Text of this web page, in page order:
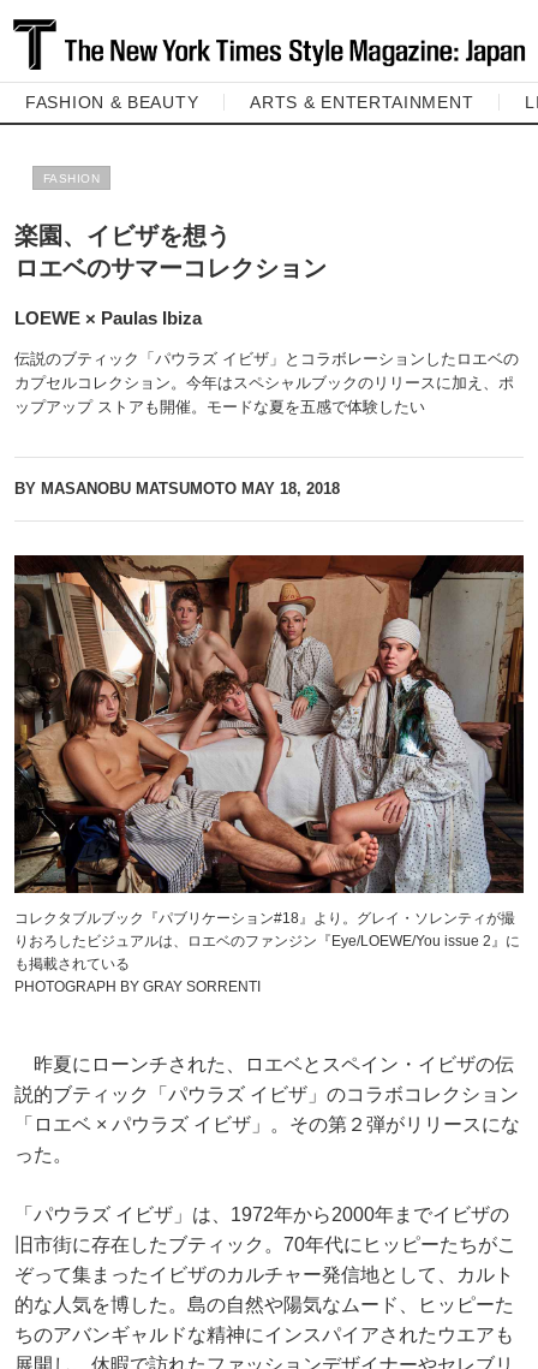
FASHION & BEAUTY ARTS & ENTERTAINMENT
FASHION
楽園、イビザを想う
ロエベのサマーコレクション
LOEWE × Paulas Ibiza
伝説のブティック「パウラズ イビザ」とコラボレーションしたロエベの
カプセルコレクション。今年はスペシャルブックのリリースに加え、ポ
ップアップ ストアも開催。モードな夏を五感で体験したい
BY MASANOBU MATSUMOTO MAY 18, 2018
コレクタブルブック『パブリケーション#18』より。グレイ・ソレンティが撮
りおろしたビジュアルは、ロエベのファンジン『Eye/LOEWE/You issue 2』に
も掲載されている
PHOTOGRAPH BY GRAY SORRENTI
昨夏にローンチされた、ロエベとスペイン・イビザの伝
説的ブティック「パウラズ イビザ」のコラボコレクション
「ロエベ × パウラズ イビザ」。その第２弾がリリースにな
った。
「パウラズ イビザ」は、1972年から2000年までイビザの
旧市街に存在したブティック。70年代にヒッピーたちがこ
ぞって集まったイビザのカルチャー発信地として、カルト
的な人気を博した。島の自然や陽気なムード、ヒッピーた
ちのアバンギャルドな精神にインスパイアされたウエアも